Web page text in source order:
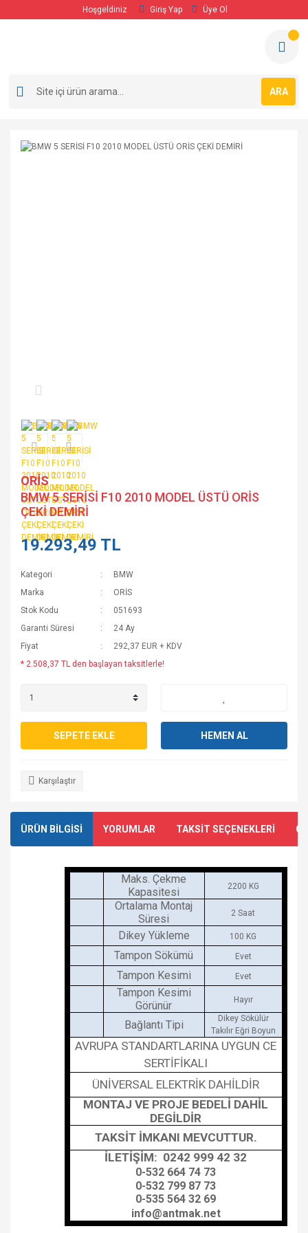
Hoşgeldiniz Giriş Yap Üye Ol
ARA
ORİS
BMW 5 SERİSİ F10 2010 MODEL ÜSTÜ ORİS
ÇEKİ DEMİRİ
19.293,49 TL
Kategori
BMW
Marka
ORİS
Stok Kodu
051693
Garanti Süresi
24 Ay
Fiyat
292,37 EUR + KDV
* 2.508,37 TL den başlayan taksitlerle!
SEPETE EKLE HEMEN AL
Karşılaştır
ÜRÜN BİLGİSİ YORUMLAR TAKSİT SEÇENEKLERİ
Maks. Çekme
Kapasitesi
2200 KG
Ortalama Montaj
Süresi
2 Saat
Dikey Yükleme 100 KG
Tampon Sökümü Evet
Tampon Kesimi Evet
Tampon Kesimi
Görünür
Hayır
Bağlantı Tipi
Dikey Sökülür
Takılır Eğri Boyun
AVRUPA STANDARTLARINA UYGUN CE
SERTİFİKALI
ÜNİVERSAL ELEKTRİK DAHİLDİR
MONTAJ VE PROJE BEDELİ DAHİL
DEGİLDİR
TAKSİT İMKANI MEVCUTTUR.
İLETİŞİM: 0242 999 42 32
0-532 664 74 73
0-532 799 87 73
0-535 564 32 69
info@antmak.net